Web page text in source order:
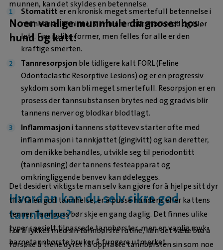
munnen, kan det skyldes en betennelse.
Noen vanlige munnhule diagnoser hos
hund og katt:
Stomatitter en kronisk meget smertefull betennelse i
munnens slimhinne. Slimhinnen blir mørkerød og blør
lett. Fins i ulike former, men felles for alle er den
kraftige smerten.
Tannresorpsjon ble tidligere kalt FORL (Feline
Odontoclastic Resorptive Lesions) og er en progressiv
sykdom som kan bli meget smertefull. Resorpsjon er en
prosess der tannsubstansen brytes ned og gradvis blir
tannens nerver og blodkar blodtlagt.
Inflammasjoni tannens støttevev starter ofte med
inflammasjon i tannkjøttet (gingivitt) og kan deretter,
om den ikke behandles, utvikle seg til periodontitt
(tannløsning) der tannens festeapparat og
omkringliggende benvev kan ødelegges.
Hvordan kan du selv sikre god
tannhelse?
Det desidert viktigste man selv kan gjøre for å hjelpe sitt dyr
til å få en god tannhelse, er å pusse hundens eller kattens
tenner. Tannpuss bør skje en gang daglig. Det finnes ulike
typer spesielt tilpassede tannbørster, men en vanlig myk
barnetannbørste bruker å fungere utmerket.
For å lykkes med sin tannbørste rutine, kan det være bra å
forsøke å trene dyret i å oppfatte tannbørsten sin som noe